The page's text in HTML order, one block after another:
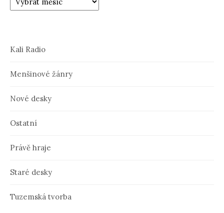
Kali Radio
Menšinové žánry
Nové desky
Ostatní
Právě hraje
Staré desky
Tuzemská tvorba